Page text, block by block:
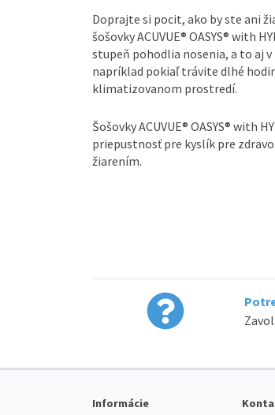
Doprajte si pocit, ako by ste ani
šošovky ACUVUE® OASYS® with
stupeň pohodlia nosenia, a to aj
napríklad pokiaľ trávite dlhé
klimatizovanom prostredí.
Šošovky ACUVUE® OASYS® with
priepustnosť pre kyslík pre zdravo
žiarením.
Informácie